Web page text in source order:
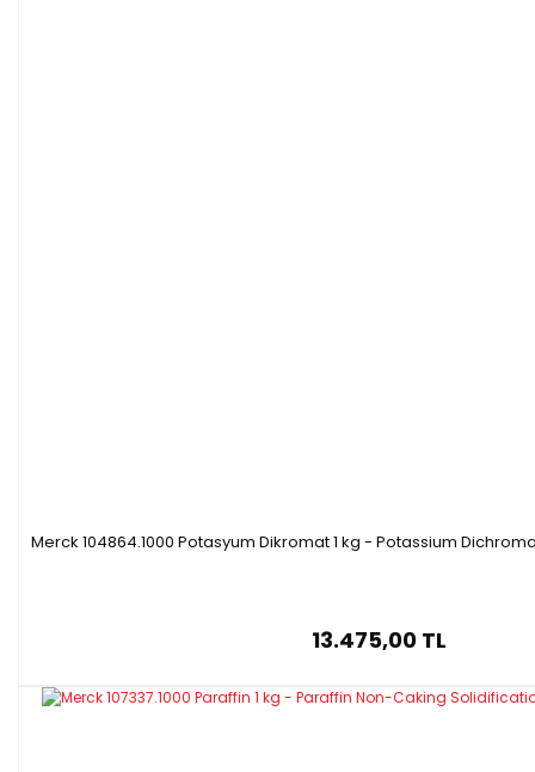
Merck 104864.1000 Potasyum Dikromat 1 kg - Potassium
13.475,00 TL